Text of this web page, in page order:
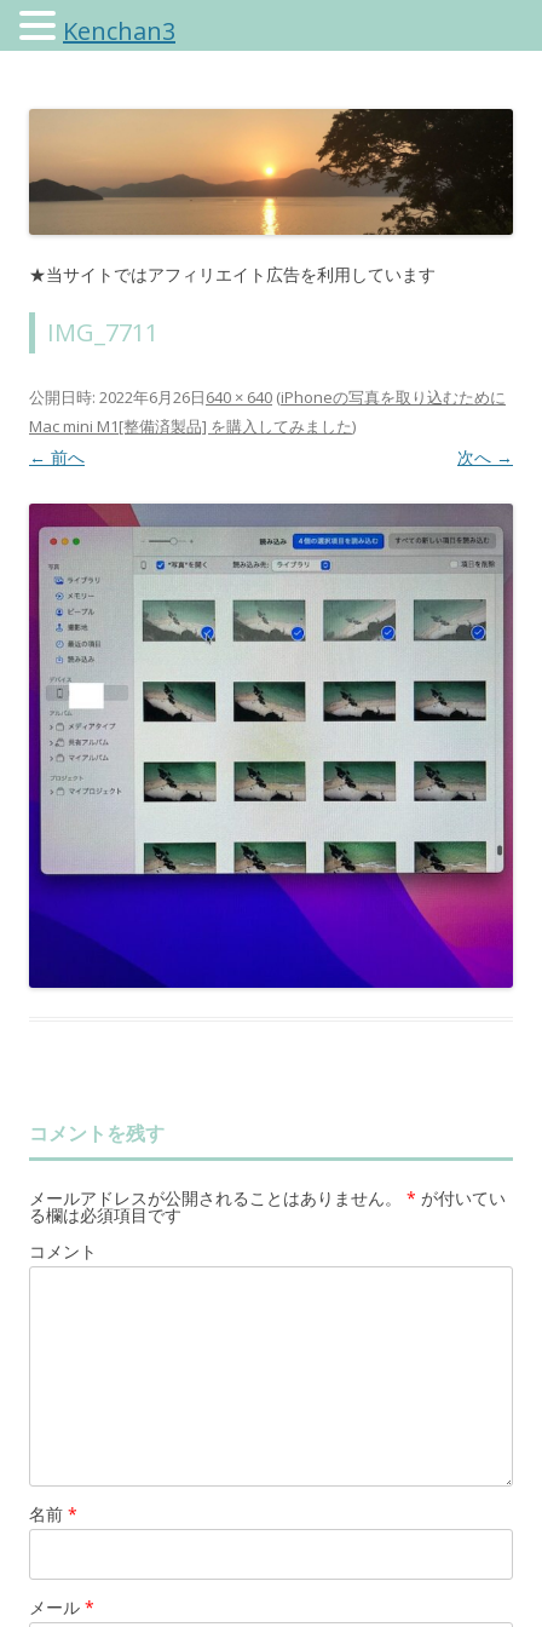
けんちゃんさんのブログ
★当サイトではアフィリエイト広告を利用しています
IMG_7711
公開日時: 2022年6月26日640 × 640 (iPhoneの写真を取り込むために
Mac mini M1[整備済製品] を購入してみました)
← 前へ 次へ →
コメントを残す
メールアドレスが公開されることはありません。 * が付いてい
る欄は必須項目です
コメント
名前 *
メール *
Kenchan3